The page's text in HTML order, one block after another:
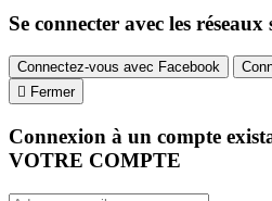
Se connecter avec les réseaux
Connectez-vous avec Facebook
 Fermer
Connexion à un compte
VOTRE COMPTE